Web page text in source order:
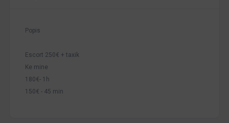
Popis
Escort 250€ + taxik
Ke mine
180€- 1h
150€ - 45 min